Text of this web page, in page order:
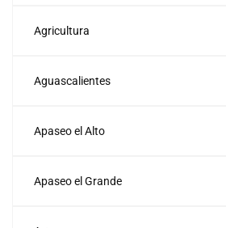
Agricultura
Aguascalientes
Apaseo el Alto
Apaseo el Grande